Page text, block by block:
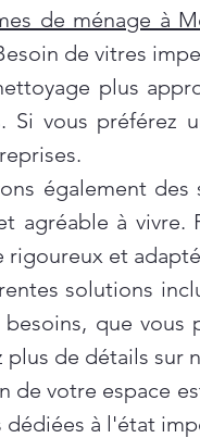
de ménage à
de vitres
plus
Si vous préférez
également des
agréable à vivre.
rigoureux et
solutions
que vous
plus de détails sur
de votre espace
à l'état